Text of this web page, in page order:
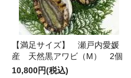
【満足サイズ】 瀬戸内愛媛
産 天然黒アワビ（M） 2個
10,800円(税込)